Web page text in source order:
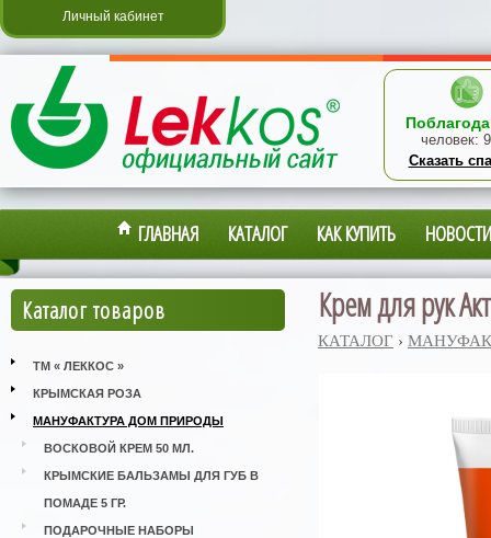
Личный кабинет
человек:
Сказать
ГЛАВНАЯ КАТАЛОГ КАК КУПИТЬ НОВОСТИ
Каталог товаров
ТМ « ЛЕККОС »
КРЫМСКАЯ РОЗА
МАНУФАКТУРА ДОМ ПРИРОДЫ
ВОСКОВОЙ КРЕМ 50 МЛ.
КРЫМСКИЕ БАЛЬЗАМЫ ДЛЯ ГУБ В
ПОМАДЕ 5 ГР.
ПОДАРОЧНЫЕ НАБОРЫ
Крем для рук
КАТАЛОГ ›